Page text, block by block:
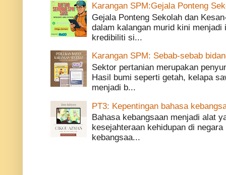
Karangan SPM:Gejala Ponteng
Gejala Ponteng Sekolah dan
dalam kalangan murid kini
kredibiliti si...
Karangan SPM: Sebab-sebab
Sektor pertanian merupakan
Hasil bumi seperti getah, kelapa
menjadi b...
PT3: Kepentingan bahasa
Bahasa kebangsaan menjadi alat
kesejahteraan kehidupan di
kebangsaa...